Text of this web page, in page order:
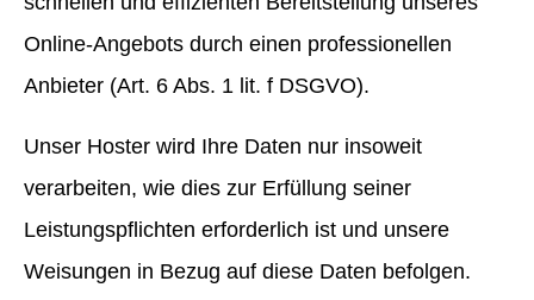
Online-Angebots durch einen professionellen
Anbieter (Art. 6 Abs. 1 lit. f DSGVO).
Unser Hoster wird Ihre Daten nur insoweit
verarbeiten, wie dies zur Erfüllung seiner
Leistungspflichten erforderlich ist und unsere
Weisungen in Bezug auf diese Daten befolgen.